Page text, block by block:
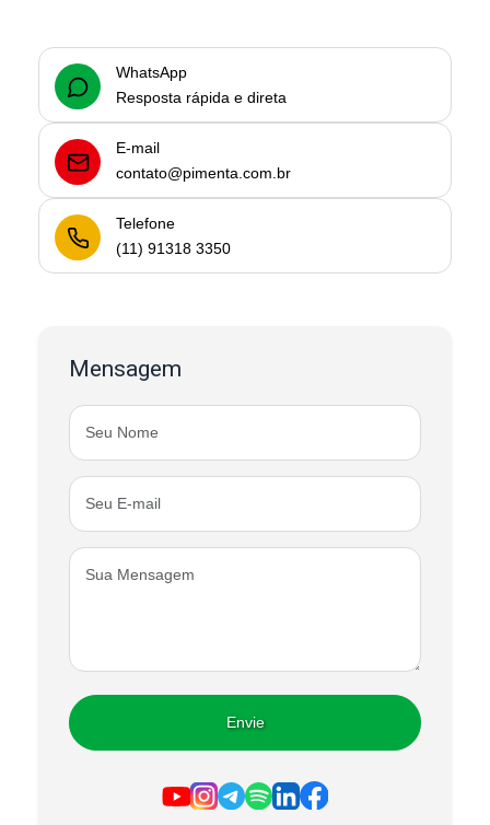
WhatsApp
Resposta rápida e direta
E-mail
contato@pimenta.com.br
Telefone
(11) 91318 3350
Mensagem
Envie